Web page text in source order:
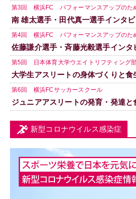
第3回 横浜FC パフォーマンスアップのた
南 雄太選手・田代真一選手インタ
第4回 横浜FC パフォーマンスアップのた
佐藤謙介選手・斉藤光毅選手インタ
第5回 日本体育大学ウエイトリフティング
大学生アスリートの身体づくりと食
第6回 横浜FCサッカースクール
ジュニアアスリートの発育・発達と
新型コロナウイルス感染症